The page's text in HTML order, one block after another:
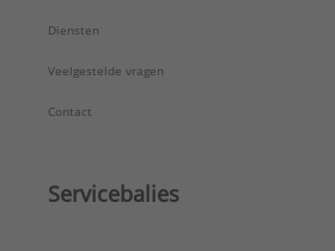
Diensten
Veelgestelde vragen
Contact
Servicebalies